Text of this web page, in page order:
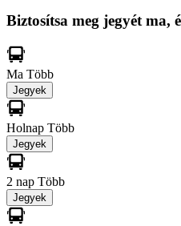
Biztosítsa meg jegyét ma,
Ma Több
Jegyek
Holnap Több
Jegyek
2 nap Több
Jegyek